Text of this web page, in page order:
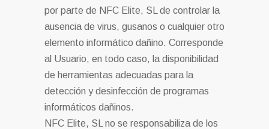
por parte de NFC Elite, SL de controlar la
ausencia de virus, gusanos o cualquier otro
elemento informático dañino. Corresponde
al Usuario, en todo caso, la disponibilidad
de herramientas adecuadas para la
detección y desinfección de programas
informáticos dañinos.
NFC Elite, SL no se responsabiliza de los